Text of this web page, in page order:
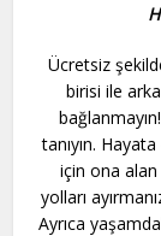
Ücretsiz
birisi ile
tanıyın.
için ona alan
yolları
Ayrıca